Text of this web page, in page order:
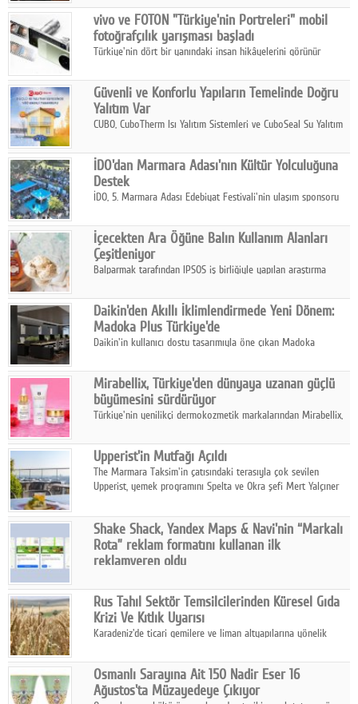
Çelik FAVÖK Marjını %16,1'e yükseltti.
vivo ve FOTON "Türkiye'nin Portreleri" mobil
fotoğrafçılık yarışması başladı
Türkiye'nin dört bir yanındaki insan hikâyelerini görünür
insanını, kültürünü ve yaşamını portre fotoğraflarıyla
anlatmaya davet ediyor.
Güvenli ve Konforlu Yapıların Temelinde Doğru
Yalıtım Var
CUBO, CuboTherm Isı Yalıtım Sistemleri ve CuboSeal Su Yalıtım
ve sürdürülebilir çözümler sunuyor.
İDO'dan Marmara Adası'nın Kültür Yolculuğuna
Destek
İDO, 5. Marmara Adası Edebiyat Festivali'nin ulaşım sponsoru
ettiriyor.
İçecekten Ara Öğüne Balın Kullanım Alanları
Çeşitleniyor
Balparmak tarafından IPSOS iş birliğiyle yapılan araştırma
ıhlamur gibi içeceklerde tercih ettiğini ortaya koyuyor.
Daikin'den Akıllı İklimlendirmede Yeni Dönem:
Madoka Plus Türkiye'de
Daikin'in kullanıcı dostu tasarımıyla öne çıkan Madoka
kontrol ünitesi Madoka Plus Türkiye'de satışa sunuldu.
Mirabellix, Türkiye'den dünyaya uzanan güçlü
büyümesini sürdürüyor
Türkiye'nin yenilikçi dermokozmetik markalarından Mirabellix,
ürünleriyle hem yurt içinde hem de uluslararası pazarlarda
büyümesini sürdürüyor.
Upperist'in Mutfağı Açıldı
The Marmara Taksim'in çatısındaki terasıyla çok sevilen
Upperist, yemek programını Spelta ve Okra şefi Mert Yalçıner
Shake Shack, Yandex Maps & Navi'nin “Markalı
Rota” reklam formatını kullanan ilk
reklamveren oldu
artırmak amacıyla Cereyan Medya ve Yandex Ads iş birliğiyle
Yandex Maps & Navi'nin yeni "Markalı Rota" reklam formatını
kullanan ilk marka oldu.
Rus Tahıl Sektör Temsilcilerinden Küresel Gıda
Krizi Ve Kıtlık Uyarısı
Karadeniz'de ticari gemilere ve liman altyapılarına yönelik
geçirdi.
Osmanlı Sarayına Ait 150 Nadir Eser 16
Ağustos'ta Müzayedeye Çıkıyor